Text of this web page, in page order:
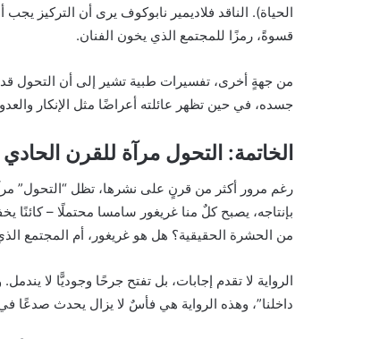
الحياة). الناقد فلاديمير نابوكوف يرى أن التركيز
قسوةً، رمزًا للمجتمع الذي يخون الفنان.
جسده، في حين تظهر عائلته أعراضًا مثل الإنكار
الخاتمة: التحول مرآة للقرن
رغم مرور أكثر من قرنٍ على نشرها، تظل “التحول”
بإنتاجه، يصبح كلٌ منا غريغور سامسا محتملًا – كائنًا
من الحشرة الحقيقية؟ هل هو غريغور، أم المجتمع
الرواية لا تقدم إجابات، بل تفتح جرحًا وجوديًّا لا
داخلنا”، وهذه الرواية هي فأسٌ لا يزال يحدث صدعًا